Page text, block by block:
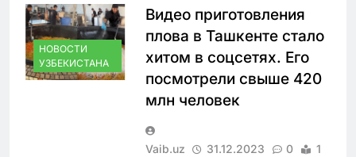
НОВОСТИ
УЗБЕКИСТАНА
Видео приготовления
плова в Ташкенте стало
хитом в соцсетях. Его
посмотрели свыше 420
млн человек
Vaib.uz 31.12.2023 0
1